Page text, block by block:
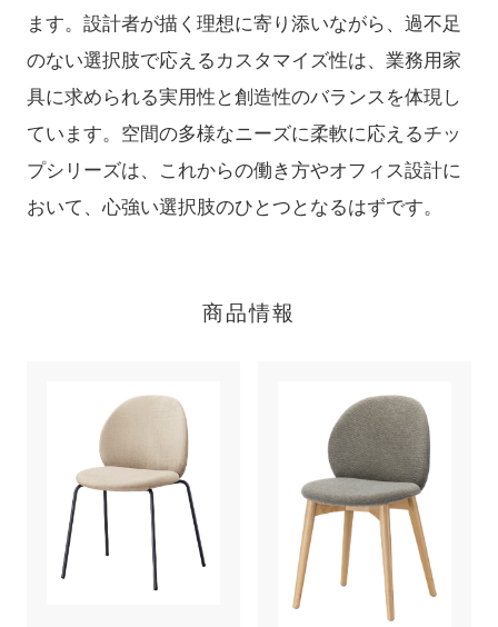
ます。設計者が描く理想に寄り添いながら、過不足
のない選択肢で応えるカスタマイズ性は、業務用家
具に求められる実用性と創造性のバランスを体現し
ています。空間の多様なニーズに柔軟に応えるチッ
プシリーズは、これからの働き方やオフィス設計に
おいて、心強い選択肢のひとつとなるはずです。
商品情報